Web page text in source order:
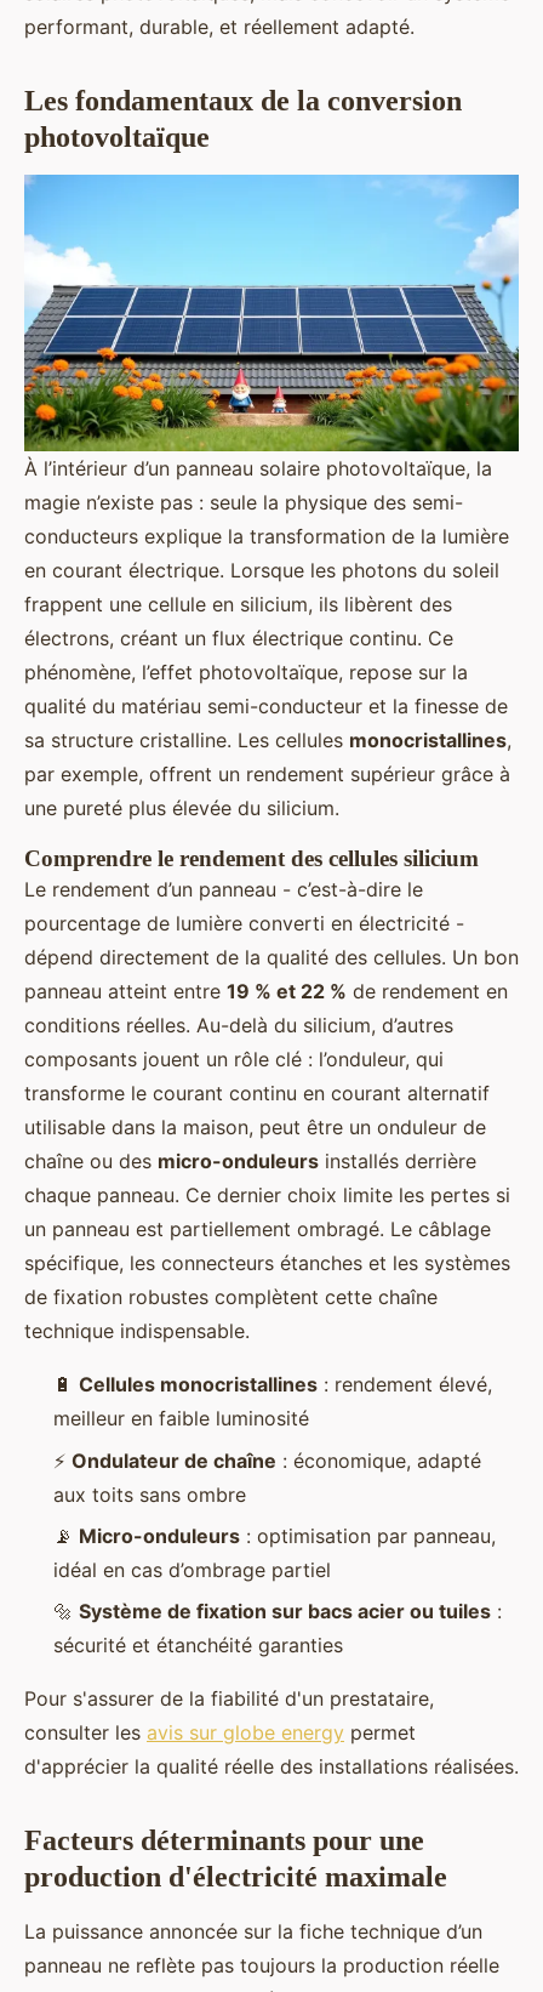
performant, durable, et réellement adapté.
Les fondamentaux de la conversion
photovoltaïque
À l’intérieur d’un panneau solaire photovoltaïque, la
magie n’existe pas : seule la physique des semi-
conducteurs explique la transformation de la lumière
en courant électrique. Lorsque les photons du soleil
frappent une cellule en silicium, ils libèrent des
électrons, créant un flux électrique continu. Ce
phénomène, l’effet photovoltaïque, repose sur la
qualité du matériau semi-conducteur et la finesse de
sa structure cristalline. Les cellules monocristallines,
par exemple, offrent un rendement supérieur grâce à
une pureté plus élevée du silicium.
Comprendre le rendement des cellules silicium
Le rendement d’un panneau - c’est-à-dire le
pourcentage de lumière converti en électricité -
dépend directement de la qualité des cellules. Un bon
panneau atteint entre 19 % et 22 % de rendement en
conditions réelles. Au-delà du silicium, d’autres
composants jouent un rôle clé : l’onduleur, qui
transforme le courant continu en courant alternatif
utilisable dans la maison, peut être un onduleur de
chaîne ou des micro-onduleurs installés derrière
chaque panneau. Ce dernier choix limite les pertes si
un panneau est partiellement ombragé. Le câblage
spécifique, les connecteurs étanches et les systèmes
de fixation robustes complètent cette chaîne
technique indispensable.
🔋 Cellules monocristallines : rendement élevé,
meilleur en faible luminosité
⚡ Ondulateur de chaîne : économique, adapté
aux toits sans ombre
📡 Micro-onduleurs : optimisation par panneau,
idéal en cas d’ombrage partiel
🔩 Système de fixation sur bacs acier ou tuiles :
sécurité et étanchéité garanties
Pour s'assurer de la fiabilité d'un prestataire,
consulter les avis sur globe energy permet
d'apprécier la qualité réelle des installations réalisées.
Facteurs déterminants pour une
production d'électricité maximale
La puissance annoncée sur la fiche technique d’un
panneau ne reflète pas toujours la production réelle